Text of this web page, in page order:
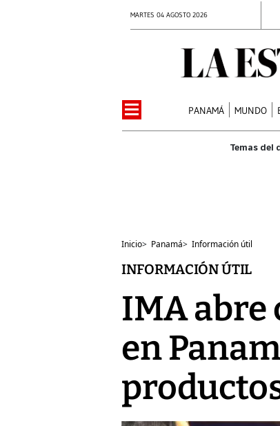
MARTES 04 AGOSTO 2026
PANAMÁ MUNDO
Inicio> Panamá> Información útil
INFORMACIÓN ÚTIL
IMA
en